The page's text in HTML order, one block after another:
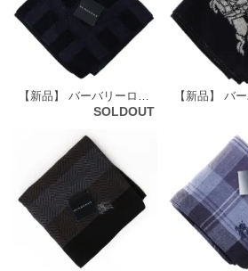
【新品】 バーバリーロンドン BURBERRY LONDON タオルハンカチ 51141
SOLDOUT